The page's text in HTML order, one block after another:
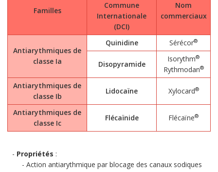
Familles
Commune
Internationale
(DCI)
Nom
commerciaux
Antiarythmiques de
classe Ia
Quinidine Sérécor®
Disopyramide
Isorythm®
Rythmodan®
Antiarythmiques de
classe Ib
Lidocaïne Xylocard®
Antiarythmiques de
classe Ic
Flécaïnide Flécaïne®
Propriétés :
Action antiarythmique par blocage des canaux sodiques